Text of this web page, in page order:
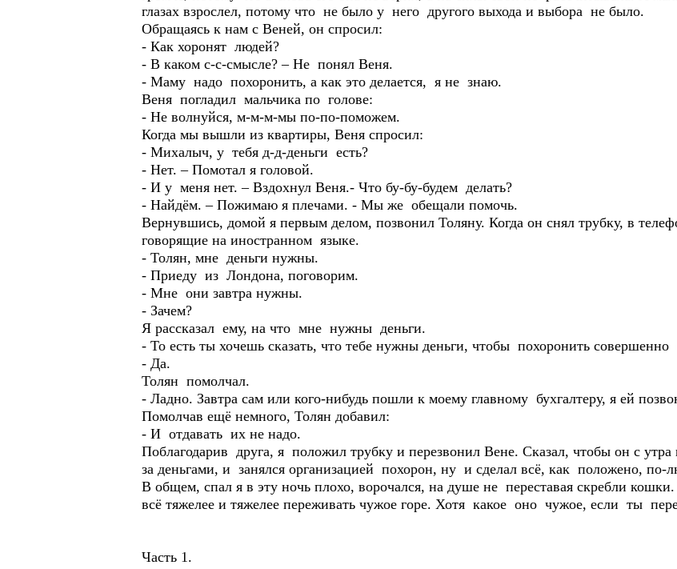
глазах взрослел, потому что не было у него другого выхода и выбора не было.
Обращаясь к нам с Веней, он спросил:
- Как хоронят людей?
- В каком с-с-смысле? – Не понял Веня.
- Маму надо похоронить, а как это делается, я не знаю.
Веня погладил мальчика по голове:
- Не волнуйся, м-м-м-мы по-по-поможем.
Когда мы вышли из квартиры, Веня спросил:
- Михалыч, у тебя д-д-деньги есть?
- Нет. – Помотал я головой.
- И у меня нет. – Вздохнул Веня.- Что бу-бу-будем делать?
- Найдём. – Пожимаю я плечами. - Мы же обещали помочь.
Вернувшись, домой я первым делом, позвонил Толяну. Когда он снял трубку, в
говорящие на иностранном языке.
- Толян, мне деньги нужны.
- Приеду из Лондона, поговорим.
- Мне они завтра нужны.
- Зачем?
Я рассказал ему, на что мне нужны деньги.
- То есть ты хочешь сказать, что тебе нужны деньги, чтобы похоронить
- Да.
Толян помолчал.
- Ладно. Завтра сам или кого-нибудь пошли к моему главному бухгалтеру, я ей
Помолчав ещё немного, Толян добавил:
- И отдавать их не надо.
Поблагодарив друга, я положил трубку и перезвонил Вене. Сказал, чтобы он с
за деньгами, и занялся организацией похорон, ну и сделал всё, как положено, по-
В общем, спал я в эту ночь плохо, ворочался, на душе не переставая скребли
всё тяжелее и тяжелее переживать чужое горе. Хотя какое оно чужое, если ты
Часть 1.